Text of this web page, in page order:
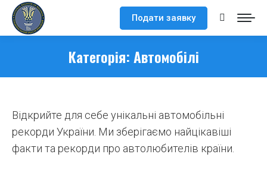
Подати заявку Search:
Категорія:Автомобілі
Відкрийте для себе унікальні автомобільні
рекорди України. Ми зберігаємо найцікавіші
факти та рекорди про автолюбителів країни.